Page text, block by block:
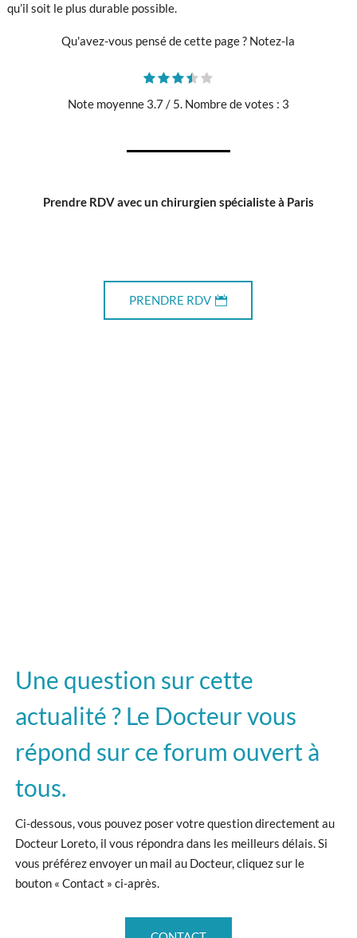
qu’il soit le plus durable possible.
Qu'avez-vous pensé de cette page ? Notez-la
Note moyenne 3.7/ 5. Nombre de votes : 3
Prendre RDV avec un chirurgien spécialiste à Paris
PRENDRE RDV
Une question sur cette
actualité ? Le Docteur vous
répond sur ce forum ouvert à
tous.
Ci-dessous, vous pouvez poser votre question directement au
Docteur Loreto, il vous répondra dans les meilleurs délais. Si
vous préférez envoyer un mail au Docteur, cliquez sur le
bouton « Contact » ci-après.